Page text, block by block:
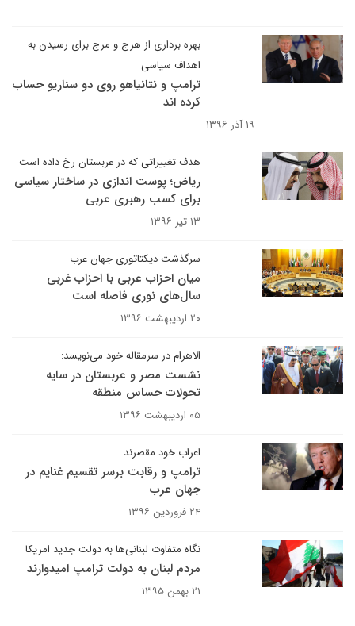
بهره برداری از هرج و مرج برای رسیدن به
اهداف سیاسی
ترامپ و نتانیاهو روی دو سناریو حساب
کرده اند
۱۹ آذر ۱۳۹۶
هدف تغییراتی که در عربستان رخ داده است
ریاض؛ پوست اندازی در ساختار سیاسی
برای کسب رهبری عربی
۱۳ تیر ۱۳۹۶
سرگذشت دیکتاتوری جهان عرب
میان احزاب عربی با احزاب غربی
سال‌های نوری فاصله است
۲۰ اردیبهشت ۱۳۹۶
الاهرام در سرمقاله خود می‌نویسد:
نشست مصر و عربستان در سایه
تحولات حساس منطقه
۰۵ اردیبهشت ۱۳۹۶
اعراب خود مقصرند
ترامپ و رقابت برسر تقسیم غنایم در
جهان عرب
۲۴ فروردین ۱۳۹۶
نگاه متفاوت لبنانی‌ها به دولت جدید امریکا
مردم لبنان به دولت ترامپ امیدوارند
۲۱ بهمن ۱۳۹۵